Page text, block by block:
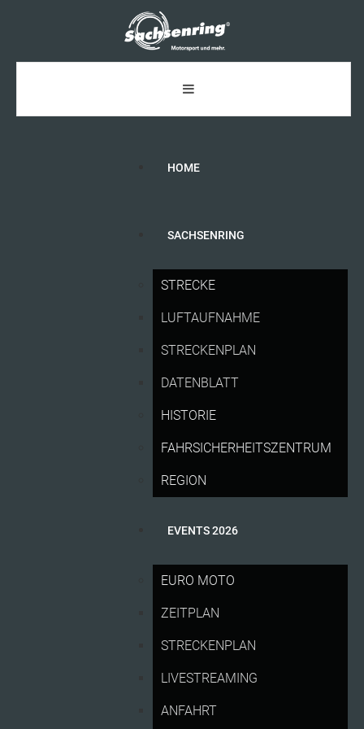
HOME
SACHSENRING
STRECKE
LUFTAUFNAHME
STRECKENPLAN
DATENBLATT
HISTORIE
FAHRSICHERHEITSZENTRUM
REGION
EVENTS 2026
EURO MOTO
ZEITPLAN
STRECKENPLAN
LIVESTREAMING
ANFAHRT
INNOVATION UND
BESONDERS
Sicherheitsstandards für 2026 umgesetzt
deutsche Nationalhymne
Sächsischer Ministerpräsident Michael Kretschmer